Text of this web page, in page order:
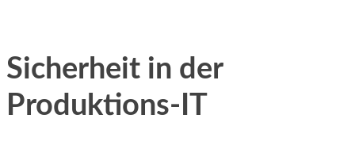
Sicherheit in der
Produktions-IT